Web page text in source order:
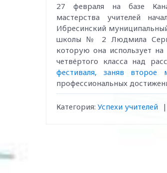
27 февраля на базе
мастерства учителей
Ибресинский
школы № 2 Людмила
которую она использует
четвёртого класса над
фестиваля, заняв второе
профессиональных
Категория: Успехи учителей |